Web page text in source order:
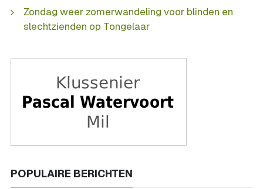
Zondag weer zomerwandeling voor blinden en
slechtzienden op Tongelaar
POPULAIRE BERICHTEN